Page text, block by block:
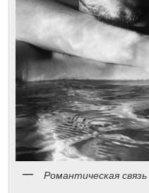
Романтическая связь